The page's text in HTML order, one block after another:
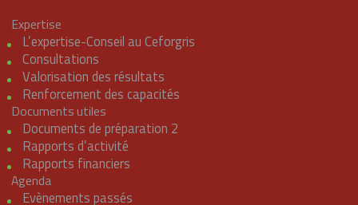
Expertise
L’expertise-Conseil au Ceforgris
Consultations
Valorisation des résultats
Renforcement des capacités
Documents utiles
Documents de préparation 2
Rapports d’activité
Rapports financiers
Agenda
Evènements passés